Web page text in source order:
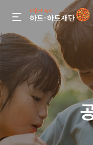
gnb menu open
인기 키워드
#정기후원#하트플레